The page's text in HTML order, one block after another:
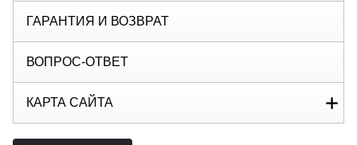
ГАРАНТИЯ И ВОЗВРАТ
ВОПРОС-ОТВЕТ
КАРТА САЙТА